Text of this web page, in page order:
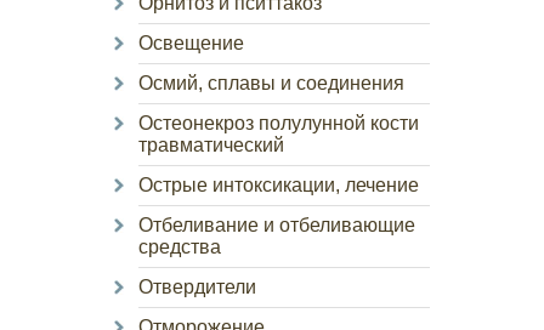
Освещение
Осмий, сплавы и соединения
Остеонекроз полулунной кости
травматический
Острые интоксикации, лечение
Отбеливание и отбеливающие
средства
Отвердители